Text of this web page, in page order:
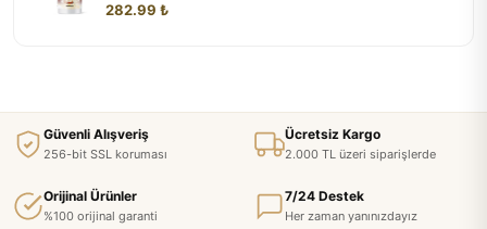
282.99 ₺
Güvenli Alışveriş
256-bit SSL koruması
Ücretsiz Kargo
2.000 TL üzeri siparişlerde
Orijinal Ürünler
%100 orijinal garanti
7/24 Destek
Her zaman yanınızdayız